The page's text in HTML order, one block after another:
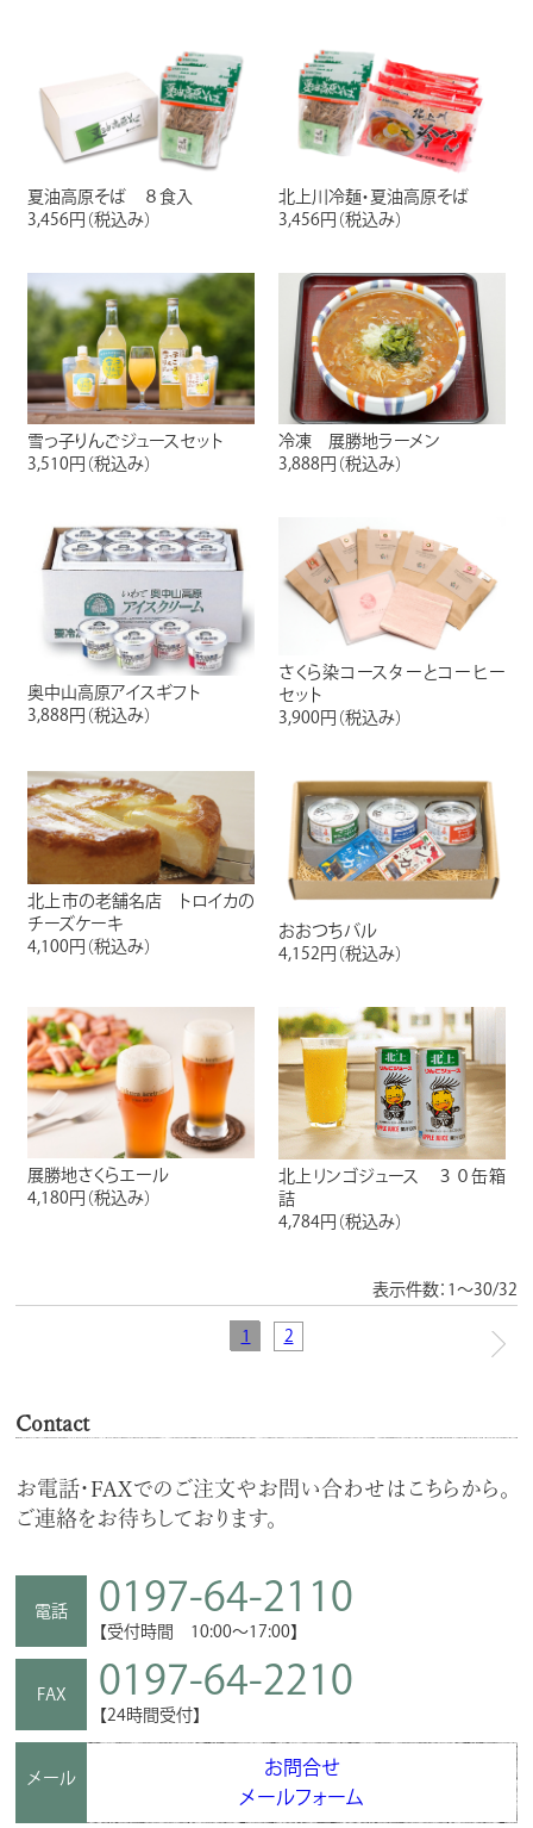
夏油高原そば ８食入
3,456円 （税込み）
北上川冷麺・夏油高原そば
3,456円 （税込み）
雪っ子りんごジュースセット
3,510円 （税込み）
冷凍 展勝地ラーメン
3,888円 （税込み）
奥中山高原アイスギフト
3,888円 （税込み）
さくら染コースターとコーヒー
セット
3,900円 （税込み）
北上市の老舗名店 トロイカの
チーズケーキ
4,100円 （税込み）
おおつちバル
4,152円 （税込み）
展勝地さくらエール
4,180円 （税込み）
北上リンゴジュース ３０缶箱
詰
4,784円 （税込み）
表示件数：1～30/32
1 2
Contact
お電話・FAXでのご注文やお問い合わせはこちらから。
ご連絡をお待ちしております。
電話 0197-64-2110
【受付時間 10:00～17:00】
FAX 0197-64-2210
【24時間受付】
メール
お問合せ
メールフォーム